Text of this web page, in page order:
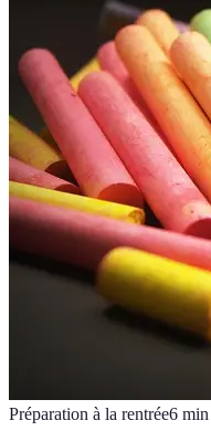
Préparation à la rentrée6 min